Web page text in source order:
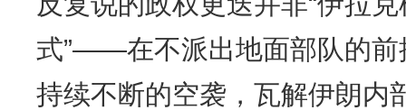
式”——在不派出地面部队的前
持续不断的空袭，瓦解伊朗内